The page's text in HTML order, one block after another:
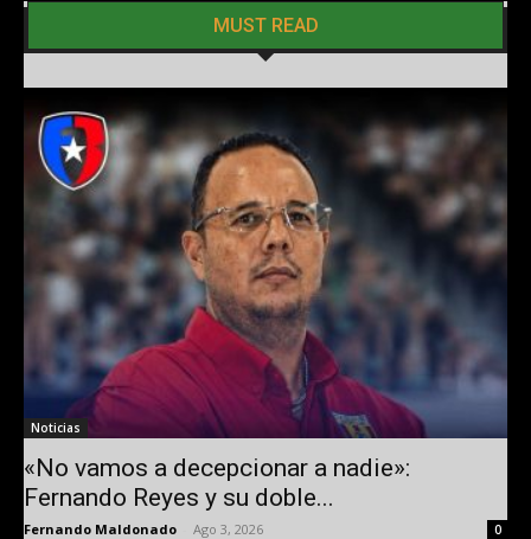
MUST READ
Noticias
«No vamos a decepcionar a nadie»:
Fernando Reyes y su doble...
Fernando Maldonado Ago 3, 2026 0